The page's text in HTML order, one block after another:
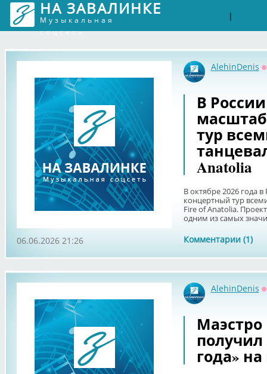
НА ЗАВАЛИНКЕ
Музыкальная
соцсеть
|
AlehinDenis
В
тур
Anatolia
В октябре 2026 года
концертный тур
Fire of Anatolia.
одним из самых
Комментарии (1)
06.06.2026 21:26
AlehinDenis
года»